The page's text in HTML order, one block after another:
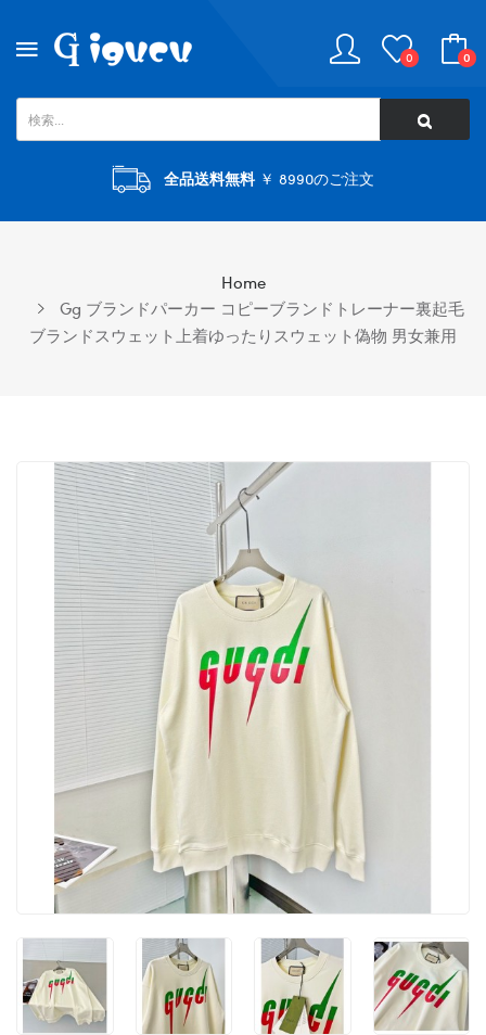
0 0
全品送料無料￥ 8990のご注文
Home
Gg ブランドパーカー コピーブランドトレーナー裏起毛
ブランドスウェット上着ゆったりスウェット偽物 男女兼用